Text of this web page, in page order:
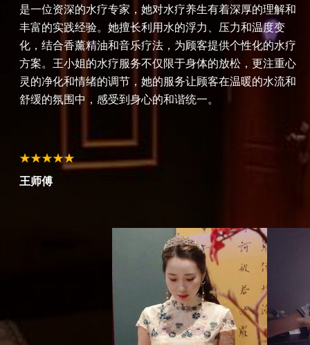
赵女士是一位认证的瑜伽导师，拥有瑜伽联盟认证的高级
瑜伽教练资格。她将瑜伽哲学与现代养生理念相结合，为
顾客提供全面的瑜伽养生课程。赵女士的课程包括哈他瑜
伽、流瑜伽、热瑜伽等多种瑜伽流派，她注重呼吸与动作
的协调，帮助顾客提升身体的柔韧性和力量，同时达到心
灵平静和精神放松的效果。
赵女士